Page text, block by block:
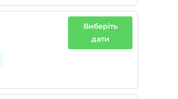
Виберіть
дати